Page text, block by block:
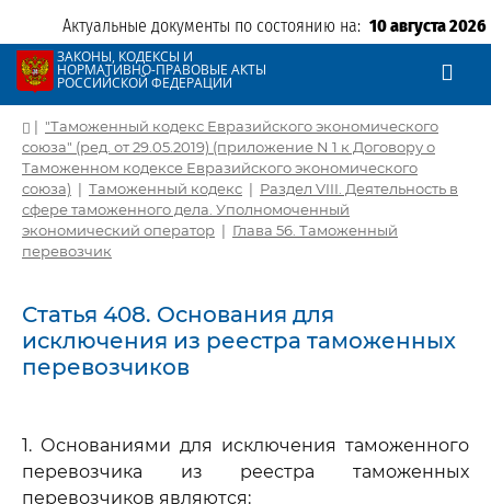
Актуальные документы по состоянию на: 10 августа 2026
ЗАКОНЫ, КОДЕКСЫ И
НОРМАТИВНО-ПРАВОВЫЕ АКТЫ
РОССИЙСКОЙ ФЕДЕРАЦИИ
| "Таможенный кодекс Евразийского экономического
союза" (ред. от 29.05.2019) (приложение N 1 к Договору о
Таможенном кодексе Евразийского экономического
союза) | Таможенный кодекс | Раздел VIII. Деятельность в
сфере таможенного дела. Уполномоченный
экономический оператор | Глава 56. Таможенный
перевозчик
Статья 408. Основания для
исключения из реестра таможенных
перевозчиков
1. Основаниями для исключения таможенного
перевозчика из реестра таможенных
перевозчиков являются: